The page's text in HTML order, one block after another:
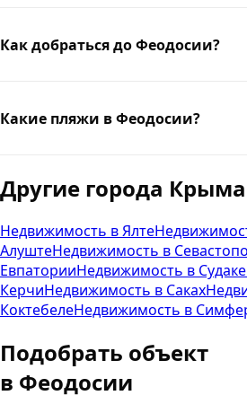
Как добраться до Феодосии?
Какие пляжи в Феодосии?
Другие города Крыма
Недвижимость вЯлте
АлуштеНедвижимость в
ЕвпаторииНедвижимость в Судаке
КерчиНедвижимость в Саках
КоктебелеНедвижимость в
Подобрать объект
в Феодосии